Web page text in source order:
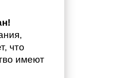
что
имеют